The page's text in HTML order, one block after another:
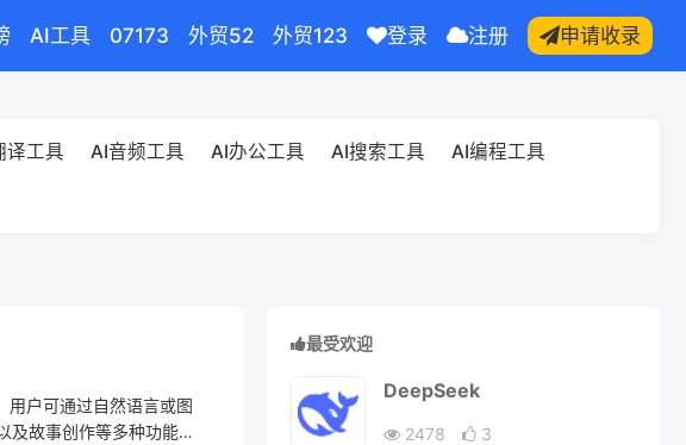
AI工具 07173 外贸52 外贸123 登录 注册 申请收录
译工具 AI音频工具 AI办公工具 AI搜索工具 AI编程工具
用户可通过自然语言或图
及故事创作等多种功能，
最受欢迎
DeepSeek
2478 3